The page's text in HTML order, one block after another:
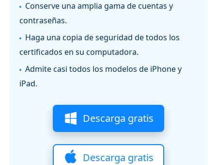
Conserve una amplia gama de cuentas y
contraseñas.
Haga una copia de seguridad de todos los
certificados en su computadora.
Admite casi todos los modelos de iPhone y
iPad.
Descarga gratis
Descarga gratis